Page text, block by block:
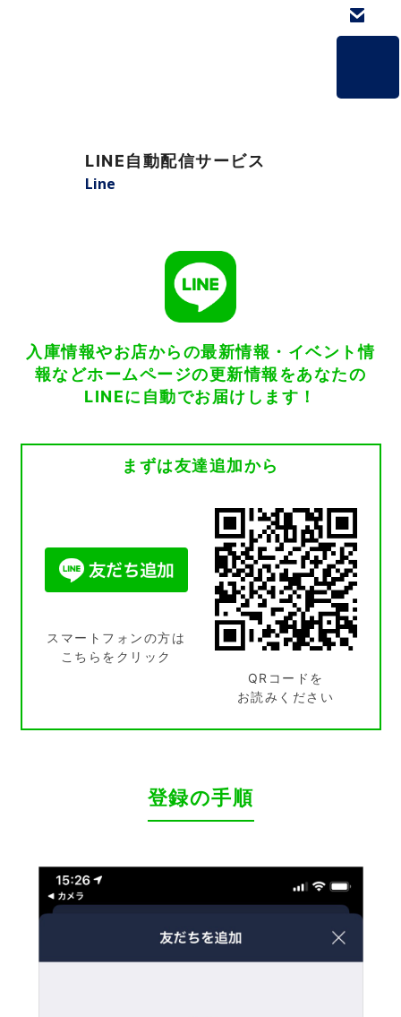
個人情報保護方針
LINE自動配信サービス
Line
入庫情報やお店からの最新情報・イベント情
報などホームページの更新情報をあなたの
LINEに自動でお届けします！
まずは友達追加から
スマートフォンの方は
こちらをクリック
QRコードを
お読みください
登録の手順